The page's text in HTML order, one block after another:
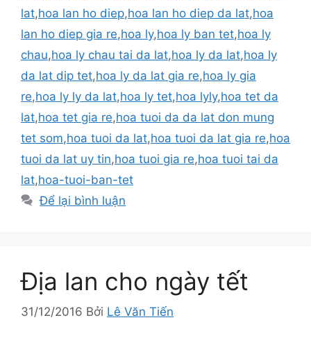
lat,hoa lan ho diep,hoa lan ho diep da lat,hoa
lan ho diep gia re,hoa ly,hoa ly ban tet,hoa ly
chau,hoa ly chau tai da lat,hoa ly da lat,hoa ly
da lat dip tet,hoa ly da lat gia re,hoa ly gia
re,hoa ly ly da lat,hoa ly tet,hoa lyly,hoa tet da
lat,hoa tet gia re,hoa tuoi da da lat don mung
tet som,hoa tuoi da lat,hoa tuoi da lat gia re,hoa
tuoi da lat uy tin,hoa tuoi gia re,hoa tuoi tai da
lat,hoa-tuoi-ban-tet
Để lại bình luận
Địa lan cho ngày tết
31/12/2016 Bởi Lê Văn Tiến